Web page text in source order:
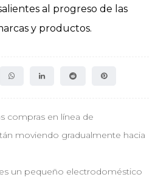
al progreso de las
y productos.
compras en línea de
moviendo gradualmente hacia
es un pequeño electrodoméstico